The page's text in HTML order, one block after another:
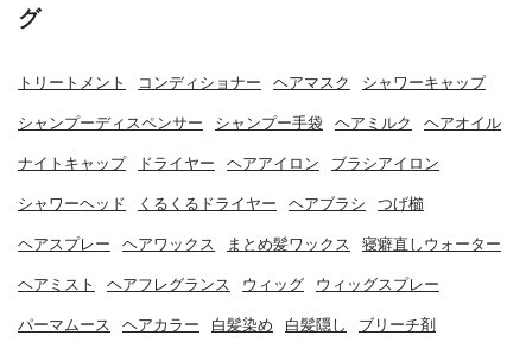
グ
トリートメント コンディショナー ヘアマスク シャワーキャップ
シャンプーディスペンサー シャンプー手袋 ヘアミルク ヘアオイル
ナイトキャップ ドライヤー ヘアアイロン ブラシアイロン
シャワーヘッド くるくるドライヤー ヘアブラシ つげ櫛
ヘアスプレー ヘアワックス まとめ髪ワックス 寝癖直しウォーター
ヘアミスト ヘアフレグランス ウィッグ ウィッグスプレー
パーマムース ヘアカラー 白髪染め 白髪隠し ブリーチ剤